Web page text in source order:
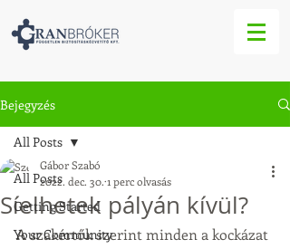
Bejegyzés
All Posts
Getting Started
Your Community
All Posts
Síelhetek pályán kívül?
Gábor Szabó
2022. dec. 30. 1 perc olvasás
A szakértők szerint minden a kockázat